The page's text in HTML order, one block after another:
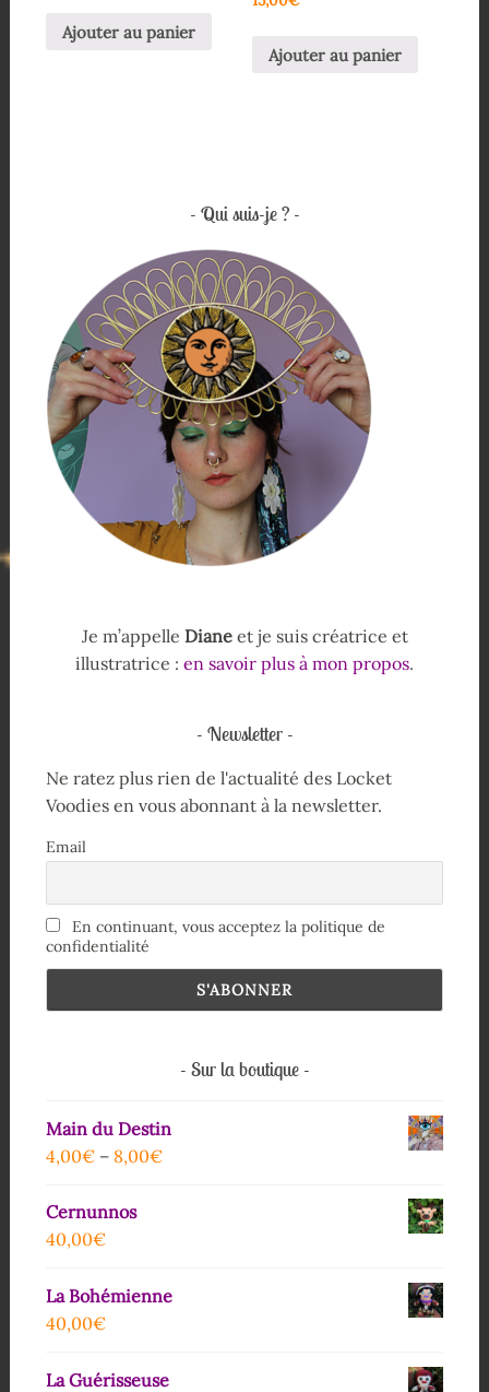
Ajouter au panier
Ajouter au panier
Qui suis-je ?
Je m’appelle Dianeet je suis créatrice et
illustratrice : en savoir plus à mon propos.
Newsletter
Ne ratez plus rien de l'actualité des Locket
Voodies en vous abonnant à la newsletter.
Email
En continuant, vous acceptez la politique de
confidentialité
Sur la boutique
Main du Destin
4,00€– 8,00€
Cernunnos
40,00€
La Bohémienne
40,00€
La Guérisseuse